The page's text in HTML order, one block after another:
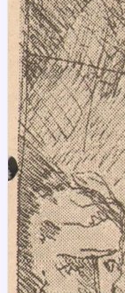
illemhelyen
feküdt valaki a
az, szemébe tűnt